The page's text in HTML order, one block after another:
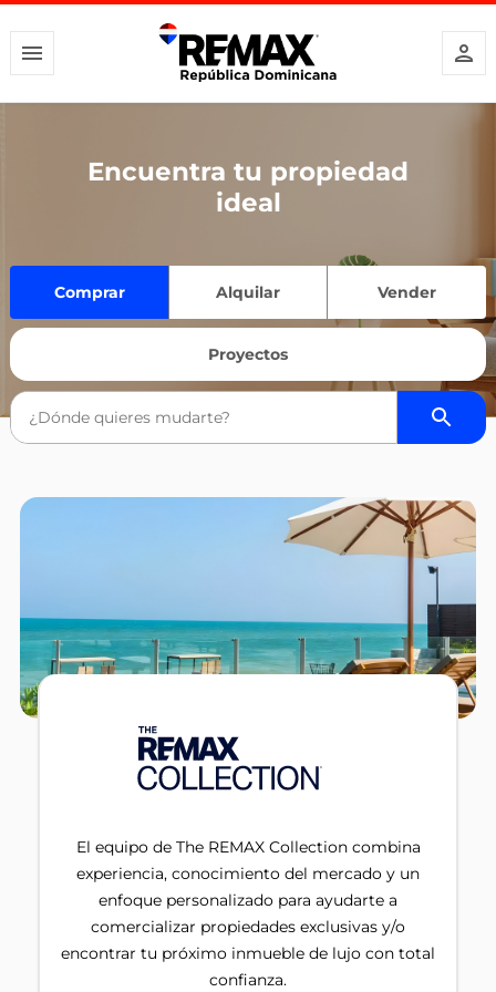
Encuentra tu propiedad
ideal
Comprar Alquilar Vender
Proyectos
El equipo de The REMAX Collection combina
experiencia, conocimiento del mercado y un
enfoque personalizado para ayudarte a
comercializar propiedades exclusivas y/o
encontrar tu próximo inmueble de lujo con total
confianza.